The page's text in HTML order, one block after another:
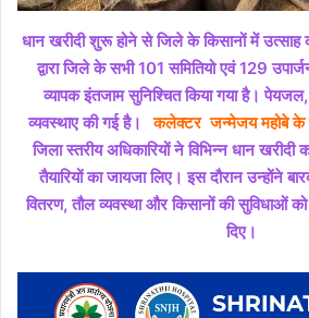
धान खरीदी शुरू होने से जिले के किसानों में उत्साह
द्वारा जिले के सभी 101 समितियो एवं 129
व्यापक इंतजाम सुनिश्चित किया गया है।
व्यवस्थाए की गई है।
कलेक्टर जन्मेजय महोबे के
जिला स्तरीय अधिकारियों ने विभिन्न धान
तैयारियों का जायजा लिए। इस दौरान उन्होंने
वितरण, तौल व्यवस्था और किसानों की सुविधाओं
दिए।